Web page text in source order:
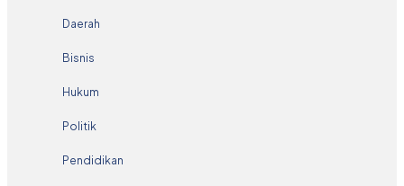
Daerah
Bisnis
Hukum
Politik
Pendidikan